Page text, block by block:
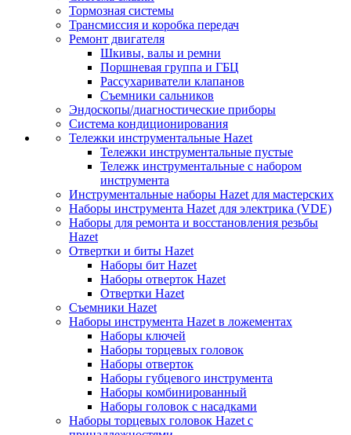
Тормозная системы
Трансмиссия и коробка передач
Ремонт двигателя
Шкивы, валы и ремни
Поршневая группа и ГБЦ
Рассухариватели клапанов
Съемники сальников
Эндоскопы/диагностические приборы
Система кондиционирования
Тележки инструментальные Hazet
Тележки инструментальные пустые
Тележк инструментальные с набором
инструмента
Инструментальные наборы Hazet для мастерских
Наборы инструмента Hazet для электрика (VDE)
Наборы для ремонта и восстановления резьбы
Hazet
Отвертки и биты Hazet
Наборы бит Hazet
Наборы отверток Hazet
Отвертки Hazet
Съемники Hazet
Наборы инструмента Hazet в ложементах
Наборы ключей
Наборы торцевых головок
Наборы отверток
Наборы губцевого инструмента
Наборы комбинированный
Наборы головок с насадками
Наборы торцевых головок Hazet с